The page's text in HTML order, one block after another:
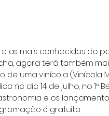
as mais conhecidas do
agora terá também
uma vinícola (Vinícola
no dia 14 de julho, no 1º
e os
é gratuita.